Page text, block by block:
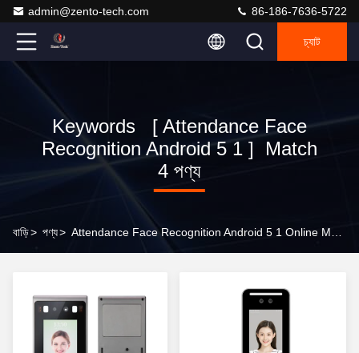
admin@zento-tech.com 86-186-7636-5722
চ্যাট
Keywords [ Attendance Face
Recognition Android 5 1 ] Match
4 পণ্য
বাড়ি> পণ্য>